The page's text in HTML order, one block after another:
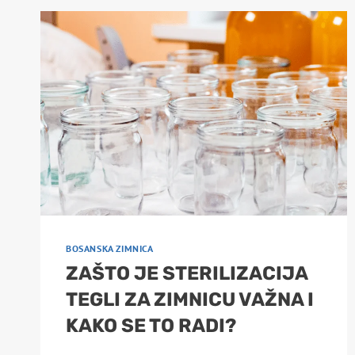
BOSANSKA ZIMNICA
ZAŠTO JE STERILIZACIJA
TEGLI ZA ZIMNICU VAŽNA I
KAKO SE TO RADI?